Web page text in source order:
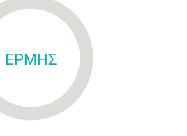
ΕΡΜΗΣ